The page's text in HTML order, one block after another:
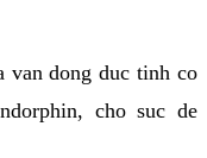
van dong duc tinh co
cho suc de